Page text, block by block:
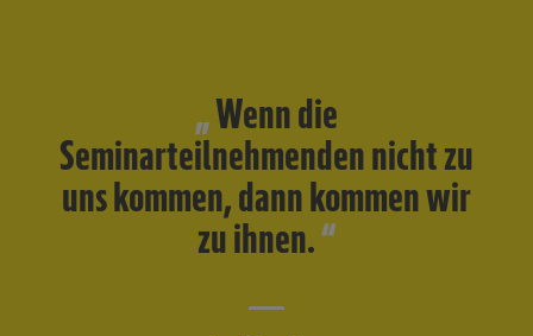
Wenn die
Seminarteilnehmenden nicht zu
uns kommen, dann kommen wir
zu ihnen.